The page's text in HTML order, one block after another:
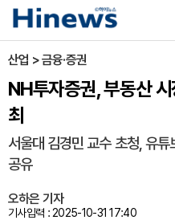
산업 > 금융·증권
NH투자증권, 부동산
최
서울대 김경민 교수 초청, 유
공유
오하은 기자
기사입력 : 2025-10-31 17:40